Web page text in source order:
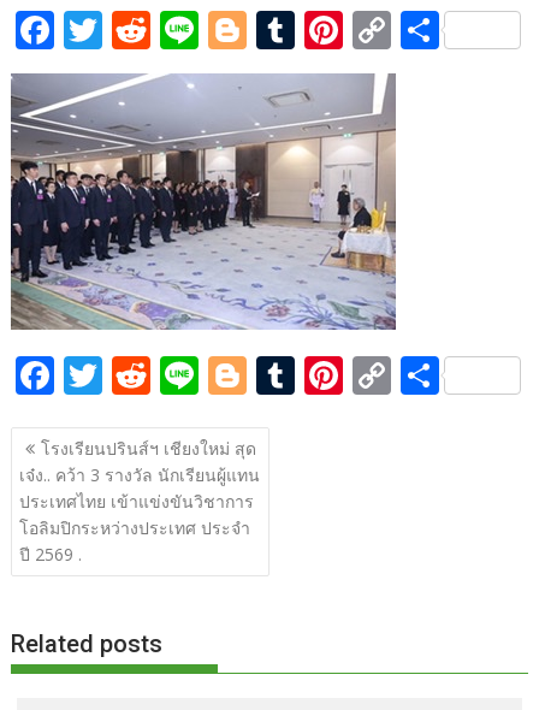
F
ac
e
b
o
o
k
T
w
itt
er
R
e
d
di
t
Li
n
e
Bl
o
g
g
er
T
u
m
bl
r
Pi
nt
er
e
st
C
o
y
Li
n
k
S
F
ac
e
b
o
o
T
w
itt
er
R
e
d
di
t
Li
n
e
Bl
o
g
g
er
T Pi C S
แนะแนว
เรื่อง
โรงเรียนปรินส์ฯ เชียงใหม่ สุด
เจ๋ง.. คว้า 3 รางวัล นักเรียนผู้แทน
ประเทศไทย เข้าแข่งขันวิชาการ
โอลิมปิกระหว่างประเทศ ประจำ
ปี 2569 .
Related posts